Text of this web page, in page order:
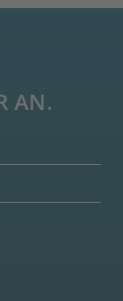
AN.